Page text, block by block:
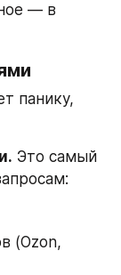
— в
панику,
Это самый
(Ozon,